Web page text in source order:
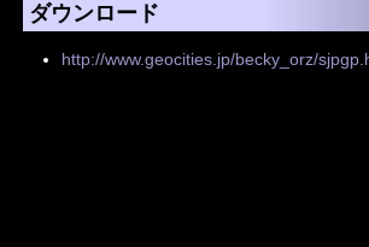
ダウンロード
http://www.geocities.jp/becky_orz/